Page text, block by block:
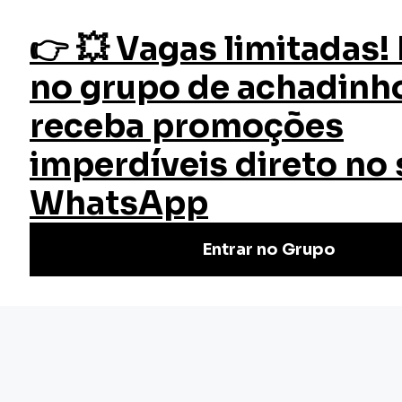
fazer login
Início Cursos Direito Financeiro
Curso Direito Financeiro
O Curso Online de Direito Financeiro da EW é a maneira
perfeita de obter uma compreensão abrangente dos
principais conceitos relacionados ao direito financeiro.